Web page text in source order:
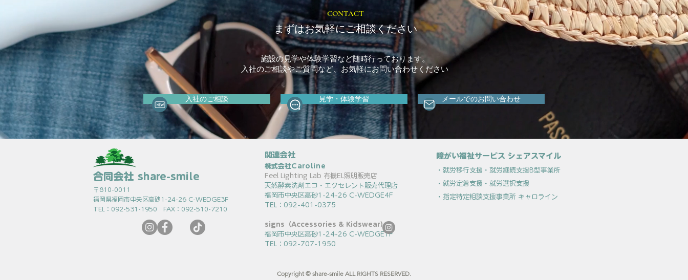
CONTACT
まずはお気軽にご相談ください
施設の見学や体験学習など随時行っております。
入社のご相談やご質問など、お気軽にお問い合わせください
入社のご相談 見学・体験学習 メールでのお問い合わせ
合同会社 share-smile
〒810-0011
福岡県福岡市中央区高砂1-24-26 C-WEDGE3F
TEL：092-531-1950 FAX：092-510-7210
関連会社
株式会社Caroline
Feel Lighting Lab 有機EL照明販売店
天然酵素洗剤エコ・エクセレント販売代理店
福岡市中央区高砂1-24-26 C-WEDGE4F
TEL：092-401-0375
signs（Accessories & Kidswear）
福岡市中央区高砂1-24-26 C-WEDGE1F
TEL：092-707-1950
障がい福祉サービス シェアスマイル
・就労移行支援 ・就労継続支援B型事業所
・就労定着支援 ・就労選択支援
・指定特定相談支援事業所 キャロライン
Copyright © share-smile ALL RIGHTS RESERVED.